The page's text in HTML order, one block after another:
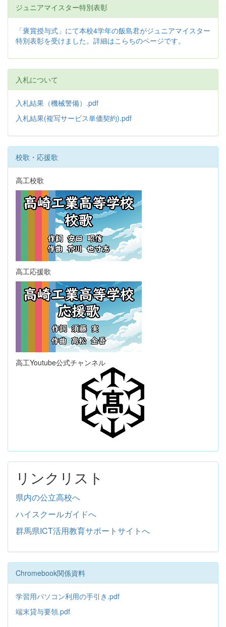
ジュニアマイスター特別表彰
「褒賞授与式」にて本校4学年の飯島君がジュニアマイスター
特別表彰を受けました。詳細はこらちのページです。
入札について
入札結果（機械警備）.pdf
入札結果(複写サービス単価契約).pdf
校歌・応援歌
高工校歌
高工応援歌
高工Youtube公式チャンネル
リンクリスト
県内の公立高校へ
ハイスクールガイドへ
群馬県ICT活用教育サポートサイトへ
Chromebook関係資料
学習用パソコン利用の手引き.pdf
端末貸与要領.pdf